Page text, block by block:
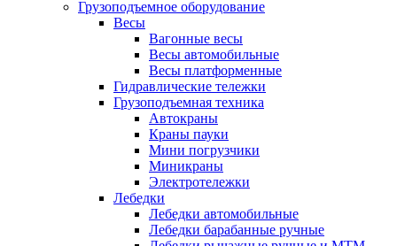
Грузоподъемное оборудование
Весы
Вагонные весы
Весы автомобильные
Весы платформенные
Гидравлические тележки
Грузоподъемная техника
Автокраны
Краны пауки
Мини погрузчики
Миникраны
Электротележки
Лебедки
Лебедки автомобильные
Лебедки барабанные ручные